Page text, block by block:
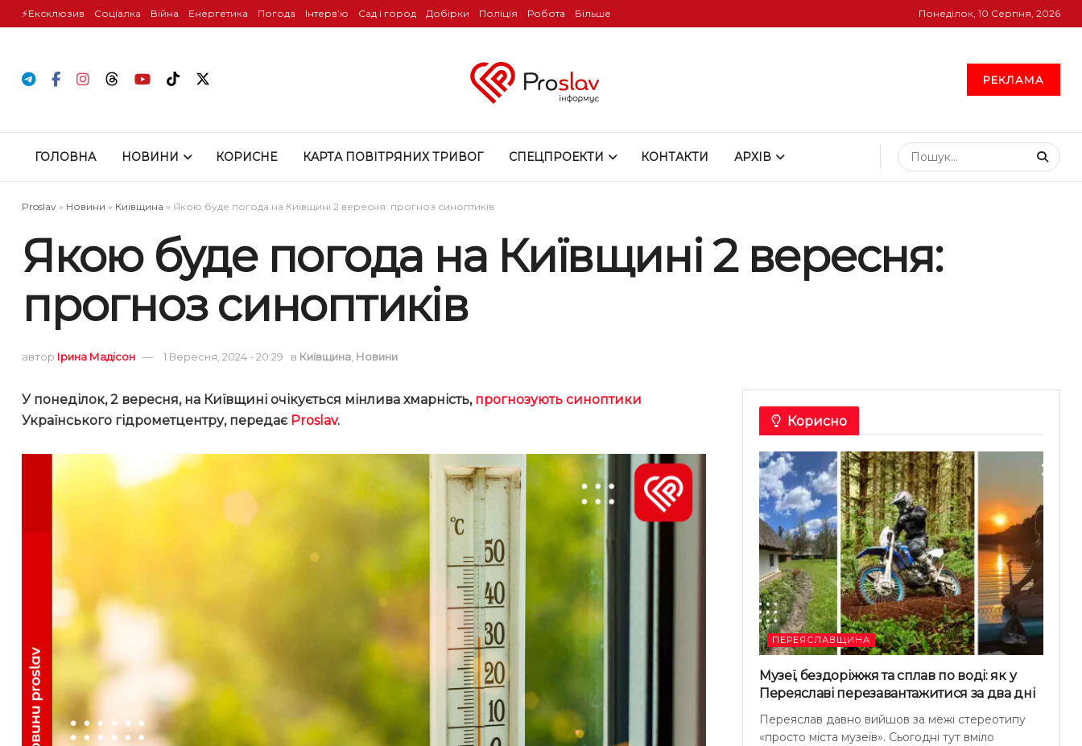
⚡️Ексклюзив Соціалка Війна Енергетика Погода Інтервʼю Сад і город Добірки Поліція Робота Більше Понеділок, 10 Серпня, 2026
РЕКЛАМА
ГОЛОВНА НОВИНИ КОРИСНЕ КАРТА ПОВІТРЯНИХ ТРИВОГ СПЕЦПРОЕКТИ КОНТАКТИ АРХІВ
Proslav » Новини » Київщина » Якою буде погода на Київщині 2 вересня: прогноз синоптиків
Якою буде погода на Київщині 2 вересня:
прогноз синоптиків
автор Ірина Мадісон 1 Вересня, 2024 - 20:29 в Київщина, Новини
У понеділок, 2 вересня, на Київщині очікується мінлива хмарність, прогнозують синоптики
Українського гідрометцентру, передає Proslav. Корисно
ПЕРЕЯСЛАВЩИНА
Музеї, бездоріжжя та сплав по воді: як у
Переяславі перезавантажитися за два дні
Переяслав давно вийшов за межі стереотипу
«просто міста музеїв». Сьогодні тут вміло